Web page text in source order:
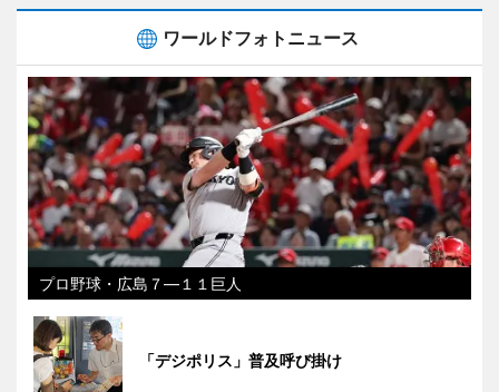
ワールドフォトニュース
プロ野球・広島７―１１巨人
「デジポリス」普及呼び掛け